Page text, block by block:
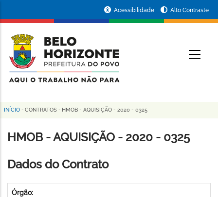
conteúdo
principal
da
Prefeitura
de
Horizonte
Acessibilidade Alto Contraste
Trilha
de
INÍCIO - CONTRATOS - HMOB - AQUISIÇÃO - 2020 - 0325
HMOB - AQUISIÇÃO - 2020 - 0325
Dados do Contrato
Órgão: